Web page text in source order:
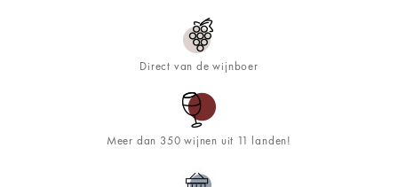
Direct van de wijnboer
Meer dan 350 wijnen uit 11 landen!